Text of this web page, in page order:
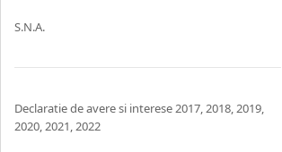
S.N.A.
Declaratie de avere si interese2017,2018,2019,
2020,2021,2022